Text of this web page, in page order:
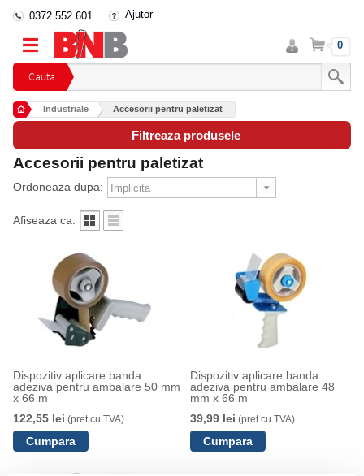
Cauta
0372 552 601 Ajutor
Intra
in
cont
Cos 0
Industriale Accesorii pentru paletizat
Filtreaza produsele
Accesorii pentru paletizat
Ordoneaza dupa:
Afiseaza ca:
Dispozitiv aplicare banda
adeziva pentru ambalare 50 mm
x 66 m
122,55 lei (pret cu TVA)
Dispozitiv aplicare banda
adeziva pentru ambalare 48
mm x 66 m
39,99 lei (pret cu TVA)